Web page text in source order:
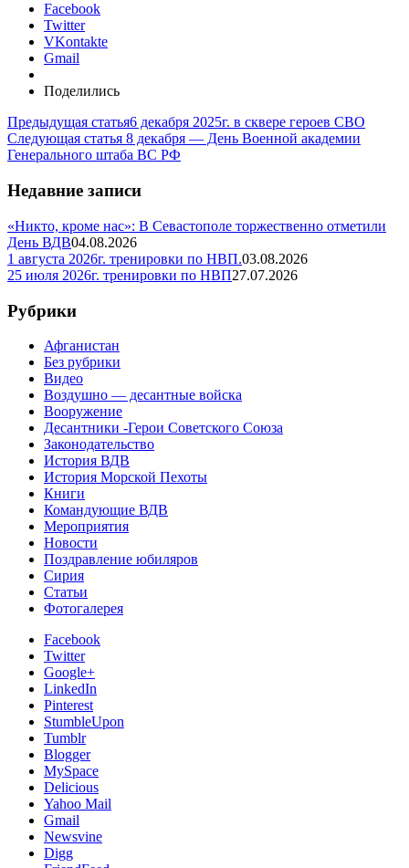
Facebook
Twitter
VKontakte
Gmail
Поделились
Предыдущая статья6 декабря 2025г. в сквере героев СВО
Следующая статья 8 декабря — День Военной академии
Генерального штаба ВС РФ
Недавние записи
«Никто, кроме нас»: В Севастополе торжественно отметили
День ВДВ04.08.2026
1 августа 2026г. тренировки по НВП.03.08.2026
25 июля 2026г. тренировки по НВП27.07.2026
Рубрики
Афганистан
Без рубрики
Видео
Воздушно — десантные войска
Вооружение
Десантники -Герои Советского Союза
Законодательство
История ВДВ
История Морской Пехоты
Книги
Командующие ВДВ
Мероприятия
Новости
Поздравление юбиляров
Сирия
Статьи
Фотогалерея
Facebook
Twitter
Google+
LinkedIn
Pinterest
StumbleUpon
Tumblr
Blogger
MySpace
Delicious
Yahoo Mail
Gmail
Newsvine
Digg